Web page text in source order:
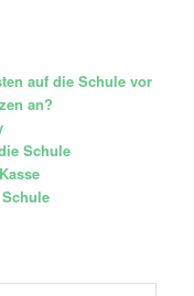
auf die Schule vor
an?
Schule